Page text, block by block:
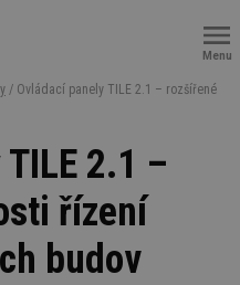
Menu
/ Ovládací panely TILE 2.1 – rozšířené
2.1 –
řízení
budov